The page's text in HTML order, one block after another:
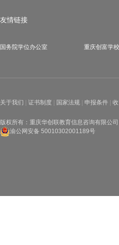
友情链接
国务院学位办公室 重庆创富学校
关于我们 证书制度 国家法规 申报条件
版权所有：重庆华创联教育信息咨询有限公
渝公网安备 50010302001189号